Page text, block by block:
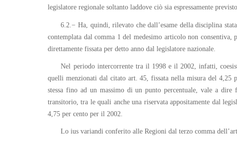
legislatore regionale soltanto laddove ciò sia espressamente
6.2.− Ha, quindi, rilevato che dall’esame della disciplina
contemplata dal comma 1 del medesimo articolo non
direttamente fissata per detto anno dal legislatore nazionale.
Nel periodo intercorrente tra il 1998 e il 2002, infatti,
quelli menzionati dal citato art. 45, fissata nella misura del 4,25
stessa fino ad un massimo di un punto percentuale, vale a
transitorio, tra le quali anche una riservata appositamente dal
4,75 per cento per il 2002.
Lo ius variandi conferito alle Regioni dal terzo comma